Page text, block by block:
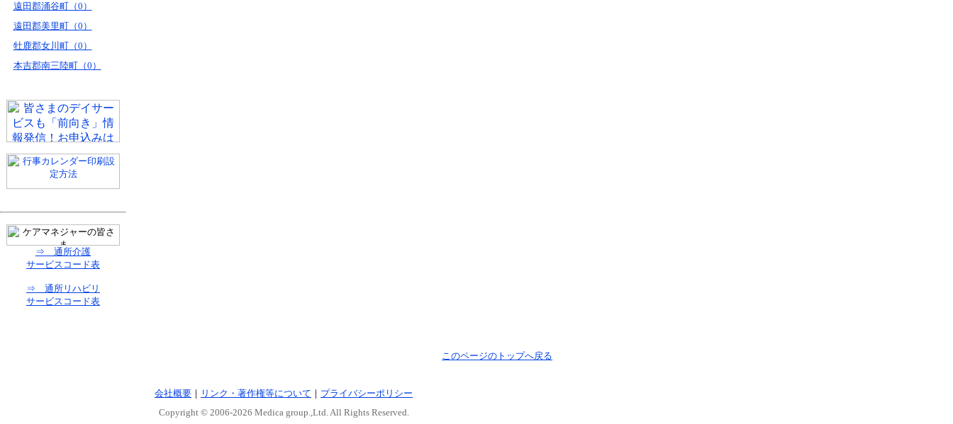
遠田郡涌谷町（0）
遠田郡美里町（0）
牡鹿郡女川町（0）
本吉郡南三陸町（0）
⇒ 通所介護
サービスコード表
⇒ 通所リハビリ
サービスコード表
このページのトップへ戻る
会社概要 ｜ リンク・著作権等について ｜ プライバシーポリシー
Copyright © 2006-2026 Medica group.,Ltd. All Rights Reserved.